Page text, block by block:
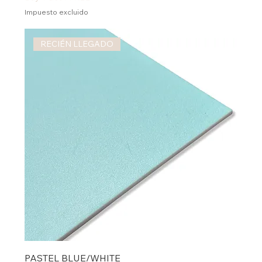
Impuesto excluido
RECIÉN LLEGADO
PASTEL BLUE/WHITE